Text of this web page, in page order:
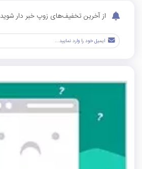
از آخرین تخفیف‌های زوپ خبر دار شوید